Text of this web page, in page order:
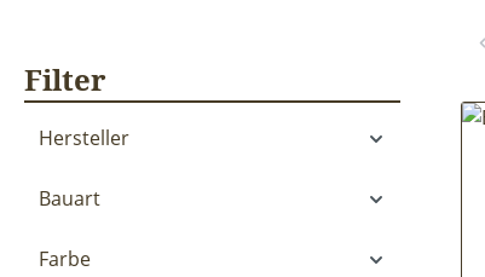
Filter
Hersteller
Bauart
Farbe